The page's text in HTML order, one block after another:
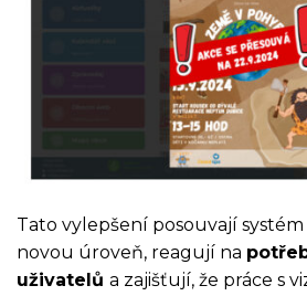
Tato vylepšení posouvají systém
novou úroveň, reagují na
uživatelů a zajišťují, že práce s